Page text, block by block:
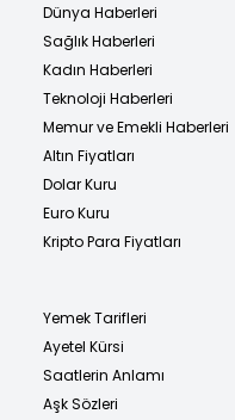
Dünya Haberleri
Sağlık Haberleri
Kadın Haberleri
Teknoloji Haberleri
Memur ve Emekli Haberleri
Altın Fiyatları
Dolar Kuru
Euro Kuru
Kripto Para Fiyatları
Yemek Tarifleri
Ayetel Kürsi
Saatlerin Anlamı
Aşk Sözleri